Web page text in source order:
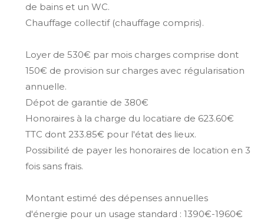
de bains et un WC.
Chauffage collectif (chauffage compris).
Loyer de 530€ par mois charges comprise dont
150€ de provision sur charges avec régularisation
annuelle.
Dépot de garantie de 380€
Honoraires à la charge du locatiare de 623.60€
TTC dont 233.85€ pour l'état des lieux.
Possibilité de payer les honoraires de location en 3
fois sans frais.
Montant estimé des dépenses annuelles
d'énergie pour un usage standard : 1390€-1960€